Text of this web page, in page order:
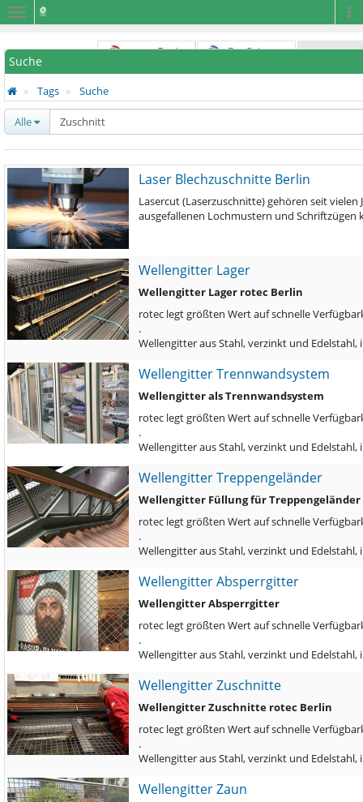
Navigation
Suche
Tags Suche
Alle
Laser Blechzuschnitte Berlin
Lasercut (Laserzuschnitte) gehören seit
ausgefallenen Lochmustern und
Wellengitter Lager
Wellengitter Lager rotec Berlin
rotec legt größten Wert auf schnelle
.
Wellengitter aus Stahl, verzinkt und
Wellengitter Trennwandsystem
Wellengitter als Trennwandsystem
rotec legt größten Wert auf schnelle
.
Wellengitter aus Stahl, verzinkt und
Wellengitter Treppengeländer
Wellengitter Füllung für Treppengeländer
rotec legt größten Wert auf schnelle
.
Wellengitter aus Stahl, verzinkt und
Wellengitter Absperrgitter
Wellengitter Absperrgitter
rotec legt größten Wert auf schnelle
.
Wellengitter aus Stahl, verzinkt und
Wellengitter Zuschnitte
Wellengitter Zuschnitte rotec Berlin
rotec legt größten Wert auf schnelle
.
Wellengitter aus Stahl, verzinkt und
Wellengitter Zaun